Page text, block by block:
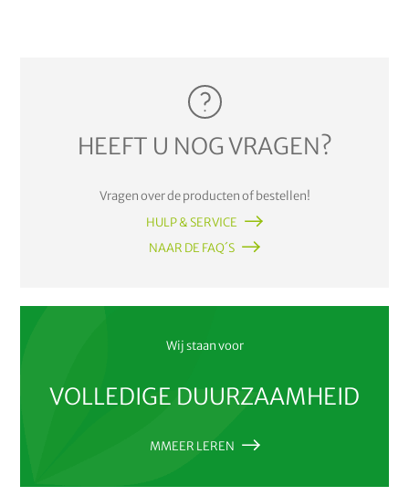
HEEFT U NOG VRAGEN?
Vragen over de producten of bestellen!
HULP & SERVICE
NAAR DE FAQ´S
Wij staan voor
VOLLEDIGE DUURZAAMHEID
MMEER LEREN